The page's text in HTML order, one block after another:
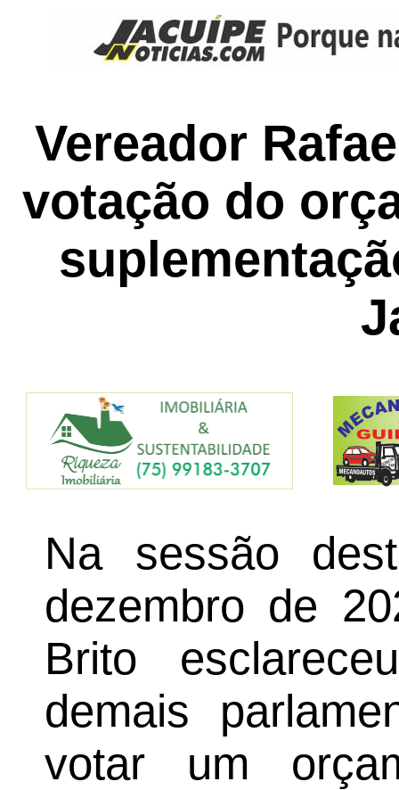
Vereador
votação do
Na sessão
dezembro de
Brito
demais
votar um